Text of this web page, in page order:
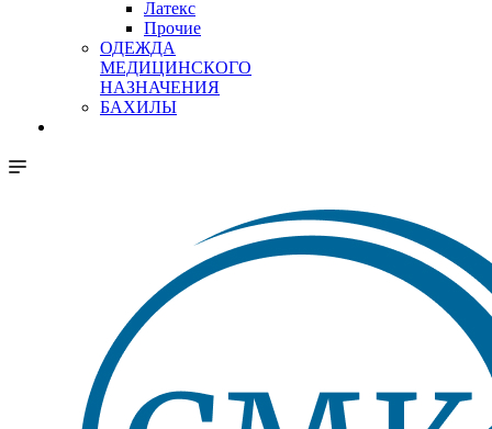
Латекс
Прочие
ОДЕЖДА
МЕДИЦИНСКОГО
НАЗНАЧЕНИЯ
БАХИЛЫ